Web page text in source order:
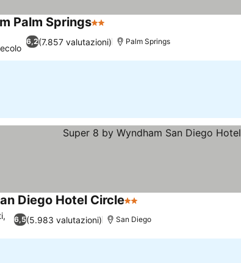
Palm Springs2 Stelle
6,2(7.857 valutazioni) Palm Springs
Diego Hotel Circle2 Stelle
6,5(5.983 valutazioni) San Diego